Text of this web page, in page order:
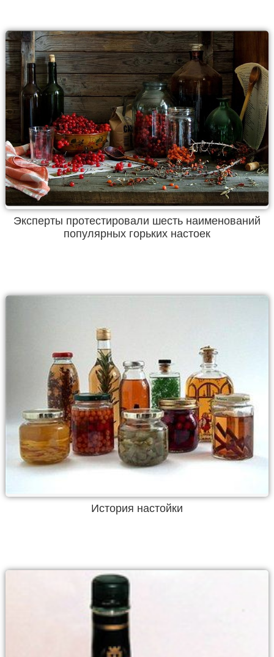
Эксперты протестировали шесть наименований
популярных горьких настоек
История настойки